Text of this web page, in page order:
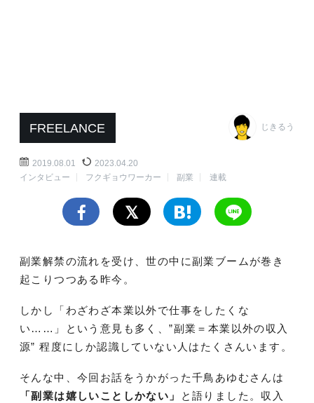
FREELANCE じきるう
2019.08.01
2023.04.20
インタビュー
フクギョウワーカー 副業 連載
副業解禁の流れを受け、世の中に副業ブームが巻き
起こりつつある昨今。
しかし「わざわざ本業以外で仕事をしたくな
い……」という意見も多く、”副業＝本業以外の収入
源” 程度にしか認識していない人はたくさんいます。
そんな中、今回お話をうかがった千鳥あゆむさんは
「副業は嬉しいことしかない」
と語りました。収入